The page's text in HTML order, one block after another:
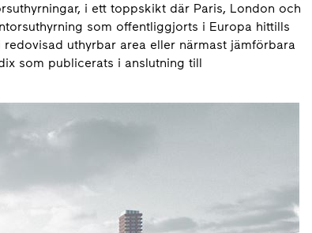
i ett toppskikt där Paris, London och
som offentliggjorts i Europa hittills
uthyrbar area eller närmast jämförbara
som publicerats i anslutning till